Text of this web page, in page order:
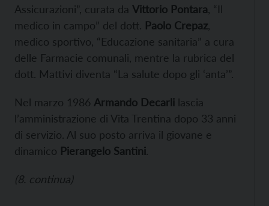
Assicurazioni”, curata da Vittorio Pontara , “Il
medico in campo” del dott. Paolo Crepaz
medico sportivo, “Educazione sanitaria” a cura
delle Farmacie comunali, mentre la rubrica del
dott. Mattivi diventa “La salute dopo gli ‘anta’”.
Nel marzo 1986 Armando Decarli lascia
l’amministrazione di Vita Trentina dopo 33 anni
di servizio. Al suo posto arriva il giovane e
dinamico Pierangelo Santini.
(8. continua)